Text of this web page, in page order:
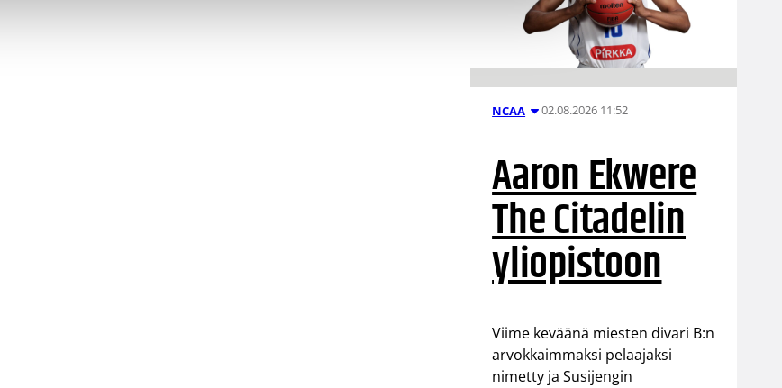
NCAA 02.08.2026 11:52
Aaron Ekwere
The Citadelin
yliopistoon
Viime keväänä miesten divari B:n
arvokkaimmaksi pelaajaksi
nimetty ja Susijengin